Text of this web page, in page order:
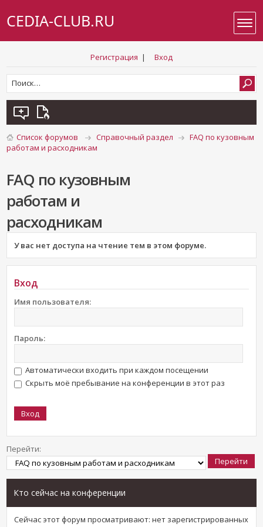
CEDIA-CLUB.RU
Регистрация | Вход
Список форумов Справочный раздел
FAQ по кузовным
работам и расходникам
FAQ по кузовным
работам и
расходникам
У вас нет доступа на чтение тем в этом форуме.
Вход
Имя пользователя:
Пароль:
Автоматически входить при каждом посещении
Скрыть моё пребывание на конференции в этот раз
Перейти:
Кто сейчас на конференции
Сейчас этот форум просматривают: нет зарегистрированных